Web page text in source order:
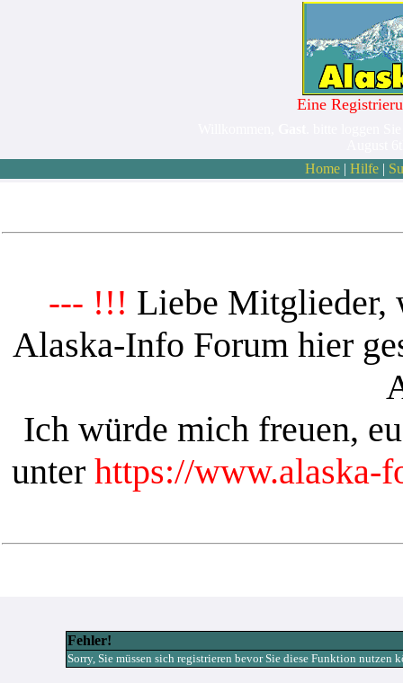
Eine
Home| Hilfe|
--- !!! Liebe Mitglieder,
Alaska-Info Forum hier
Ich würde mich freuen,
unter https://www.alaska-
Fehler!
Sorry, Sie müssen sich registrieren bevor Sie diese Funktion nutzen